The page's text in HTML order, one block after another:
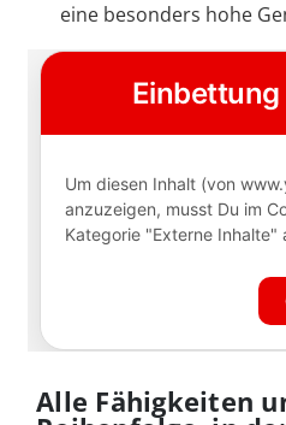
eine besonders hohe
Alle Fähigkeiten